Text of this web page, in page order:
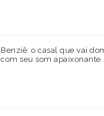
Benziê: o casal que vai
com seu som apaixonante